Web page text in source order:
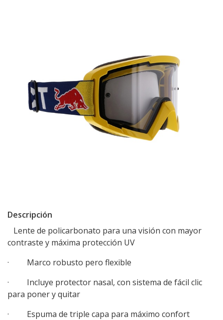
Descripción
Lente de policarbonato para una visión con mayor
contraste y máxima protección UV
· Marco robusto pero flexible
· Incluye protector nasal, con sistema de fácil clic
para poner y quitar
· Espuma de triple capa para máximo confort